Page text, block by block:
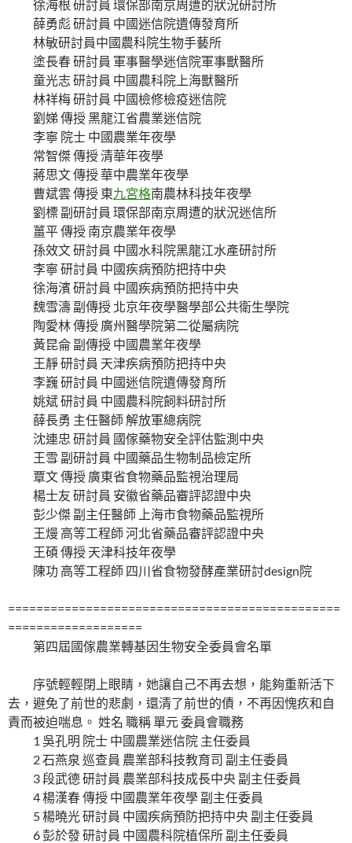
徐海根 研討員 環保部南京周遭的狀況研討所
薛勇彪 研討員 中國迷信院遺傳發育所
林敏研討員中國農科院生物手藝所
塗長春 研討員 軍事醫學迷信院軍事獸醫所
童光志 研討員 中國農科院上海獸醫所
林祥梅 研討員 中國檢修檢疫迷信院
劉娣 傳授 黑龍江省農業迷信院
李寧 院士 中國農業年夜學
常智傑 傳授 清華年夜學
蔣思文 傳授 華中農業年夜學
曹斌雲 傳授 東九宮格南農林科技年夜學
劉標 副研討員 環保部南京周遭的狀況迷信所
薑平 傳授 南京農業年夜學
孫效文 研討員 中國水科院黑龍江水產研討所
李寧 研討員 中國疾病預防把持中央
徐海濱 研討員 中國疾病預防把持中央
魏雪濤 副傳授 北京年夜學醫學部公共衛生學院
陶愛林 傳授 廣州醫學院第二從屬病院
黃昆侖 副傳授 中國農業年夜學
王靜 研討員 天津疾病預防把持中央
李巍 研討員 中國迷信院遺傳發育所
姚斌 研討員 中國農科院飼料研討所
薛長勇 主任醫師 解放軍總病院
沈連忠 研討員 國傢藥物安全評估監測中央
王雪 副研討員 中國藥品生物制品檢定所
覃文 傳授 廣東省食物藥品監視治理局
楊士友 研討員 安徽省藥品審評認證中央
彭少傑 副主任醫師 上海市食物藥品監視所
王熳 高等工程師 河北省藥品審評認證中央
王碩 傳授 天津科技年夜學
陳功 高等工程師 四川省食物發酵產業研討design院
===============================================
===================
第四屆國傢農業轉基因生物安全委員會名單
序號輕輕閉上眼睛，她讓自己不再去想，能夠重新活下
去，避免了前世的悲劇，還清了前世的債，不再因愧疚和自
責而被迫喘息。 姓名 職稱 單元 委員會職務
1 吳孔明 院士 中國農業迷信院 主任委員
2 石燕泉 巡查員 農業部科技教育司 副主任委員
3 段武德 研討員 農業部科技成長中央 副主任委員
4 楊漢春 傳授 中國農業年夜學 副主任委員
5 楊曉光 研討員 中國疾病預防把持中央 副主任委員
6 彭於發 研討員 中國農科院植保所 副主任委員